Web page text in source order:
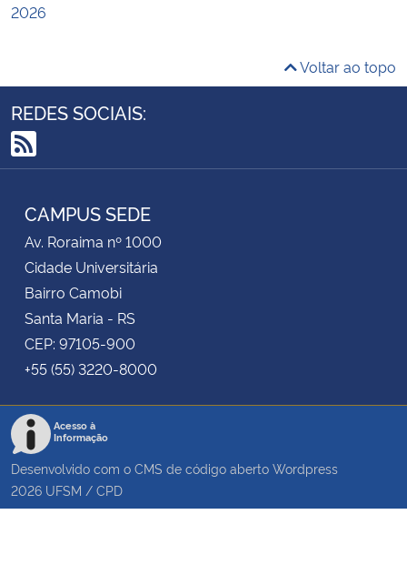
2026
Voltar ao topo
REDES SOCIAIS:
RSS
CAMPUS SEDE
Av. Roraima nº 1000
Cidade Universitária
Bairro Camobi
Santa Maria - RS
CEP: 97105-900
+55 (55) 3220-8000
Acesso à
Informação
Desenvolvido com o CMS de código aberto Wordpress
2026 UFSM / CPD